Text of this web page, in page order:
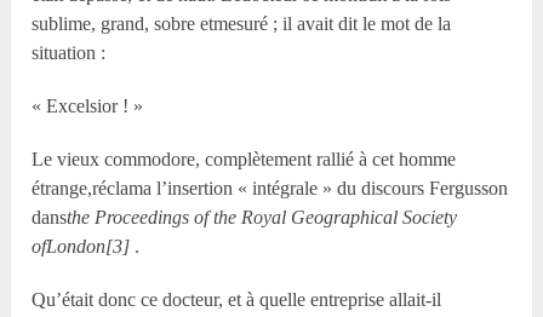
sublime, grand, sobre etmesuré ; il avait dit le mot de la
situation :
« Excelsior ! »
Le vieux commodore, complètement rallié à cet homme
étrange,réclama l’insertion « intégrale » du discours Fergusson
dansthe Proceedings of the Royal Geographical Society
ofLondon[3] .
Qu’était donc ce docteur, et à quelle entreprise allait-il